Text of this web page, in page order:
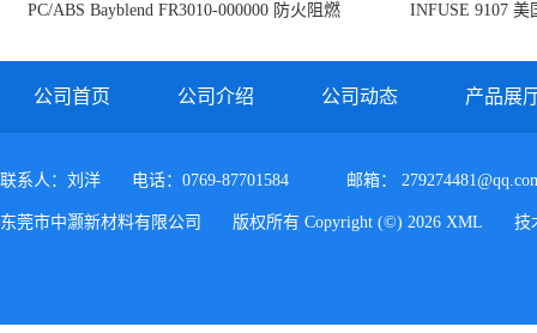
PC/ABS Bayblend FR3010-000000 防火阻燃
INFUSE 9107 美
公司首页 公司介绍 公司动态 产品展
联系人：刘洋 电话：0769-87701584 邮箱：
东莞市中灏新材料有限公司 版权所有 Copyright (©) 2026 XML 技